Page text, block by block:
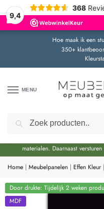
9,4
368
Hoe maak ik een
350+
MENU
Door de bouwvakperiode geldt
materialen. Daarnaast
Home | Meubelpanelen | Effen Kleur |
Door drukte: Tijdelijk 2 weken
MDF